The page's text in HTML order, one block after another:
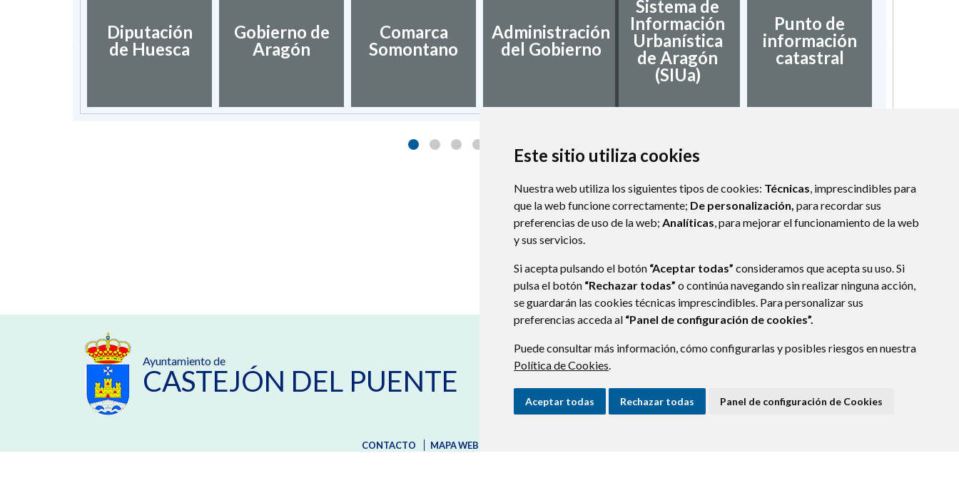
Este sitio utiliza cookies
Nuestra web utiliza los siguientes tipos de cookies: Técnicas, imprescindibles para
que la web funcione correctamente; De personalización, para recordar sus
preferencias de uso de la web; Analíticas, para mejorar el funcionamiento de la web
y sus servicios.
Si acepta pulsando el botón “Aceptar todas” consideramos que acepta su uso. Si
pulsa el botón “Rechazar todas” o continúa navegando sin realizar ninguna acción,
se guardarán las cookies técnicas imprescindibles. Para personalizar sus
preferencias acceda al “Panel de configuración de cookies”.
Puede consultar más información, cómo configurarlas y posibles riesgos en nuestra
Política de Cookies.
Aceptar todas Rechazar todas Panel de configuración de Cookies
Diputación
de Huesca
Gobierno de
Aragón
Comarca
Somontano
Administración
del Gobierno
Sistema de
Información
Urbanística
de Aragón
(SIUa)
Punto de
información
catastral
Ayuntamiento de
CASTEJÓN DEL PUENTE
CASTEJÓN DEL PUENTE (HUESCA)
974 404 466
974 404 558
ayuntamiento@castejondelpuente.es
CONTACTO MAPA WEB